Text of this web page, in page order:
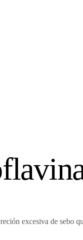
excesiva de sebo